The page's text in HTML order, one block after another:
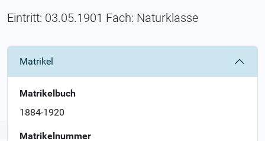
Eintritt: 03.05.1901 Fach: Naturklasse
Matrikel
Matrikelbuch
1884-1920
Matrikelnummer